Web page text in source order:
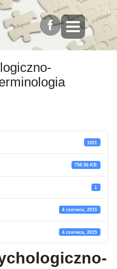
1051
758.56 KB
1
4 czerwca, 2015
4 czerwca, 2015